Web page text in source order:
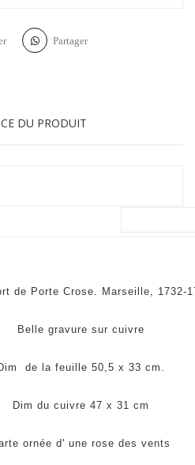
Partager
DU PRODUIT
de Porte Crose. Marseille, 1732-
Belle gravure sur cuivre
de la feuille 50,5 x 33 cm.
Dim du cuivre 47 x 31 cm
ornée d' une rose des vents